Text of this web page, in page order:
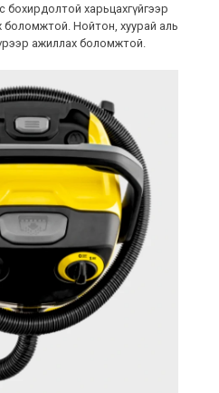
бохирдолтой харьцахгүйгээр
боломжтой. Нойтон, хуурай аль
ажиллах боломжтой.